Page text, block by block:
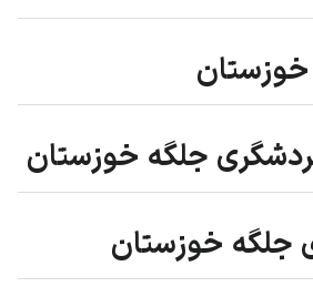
خوزستان
جلگه خوزستان
جلگه خوزستان